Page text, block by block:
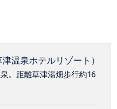
温泉ホテルリゾート）
。距離草津湯畑步行約16